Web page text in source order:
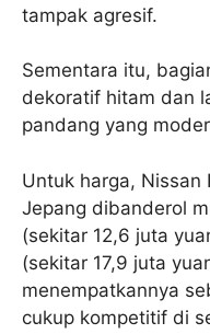
tampak agresif.
Sementara itu,
dekoratif hitam dan
pandang yang
Untuk harga, Nissan
Jepang dibanderol
(sekitar 12,6 juta
(sekitar 17,9 juta
menempatkannya
cukup kompetitif di